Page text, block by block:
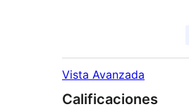
Vista Avanzada
Calificaciones